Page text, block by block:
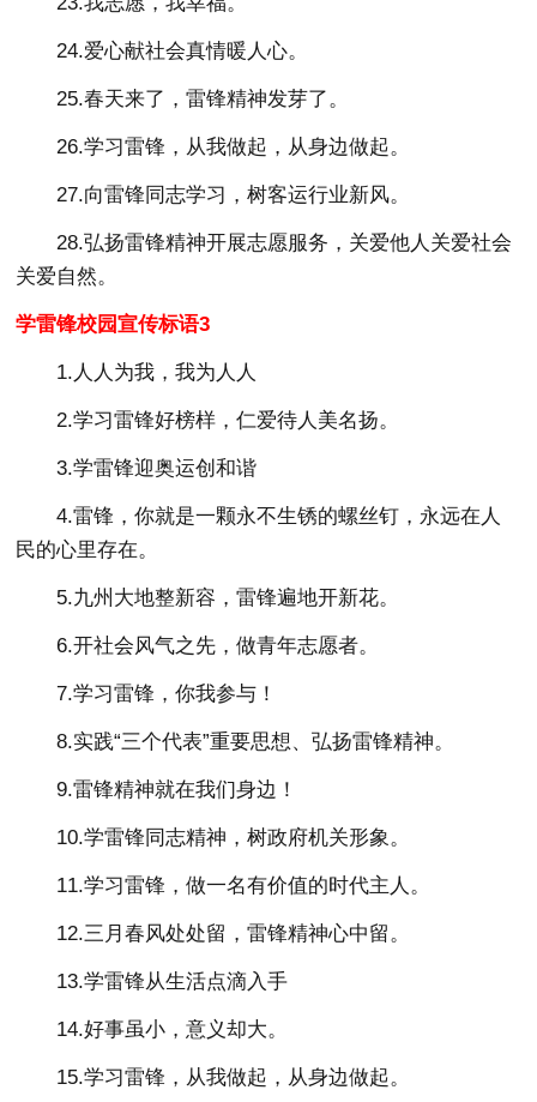
24.爱心献社会真情暖人心。
25.春天来了，雷锋精神发芽了。
26.学习雷锋，从我做起，从身边做起。
27.向雷锋同志学习，树客运行业新风。
28.弘扬雷锋精神开展志愿服务，关爱他人关爱社会
关爱自然。
学雷锋校园宣传标语3
1.人人为我，我为人人
2.学习雷锋好榜样，仁爱待人美名扬。
3.学雷锋迎奥运创和谐
4.雷锋，你就是一颗永不生锈的螺丝钉，永远在人
民的心里存在。
5.九州大地整新容，雷锋遍地开新花。
6.开社会风气之先，做青年志愿者。
7.学习雷锋，你我参与！
8.实践“三个代表”重要思想、弘扬雷锋精神。
9.雷锋精神就在我们身边！
10.学雷锋同志精神，树政府机关形象。
11.学习雷锋，做一名有价值的时代主人。
12.三月春风处处留，雷锋精神心中留。
13.学雷锋从生活点滴入手
14.好事虽小，意义却大。
15.学习雷锋，从我做起，从身边做起。